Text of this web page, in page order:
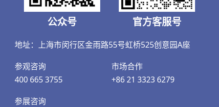
公众号 官方客服号
地址：上海市闵行区金雨路55号虹桥525创意园A座
参观咨询
400 665 3755
市场合作
+86 21 3323 6279
参展咨询